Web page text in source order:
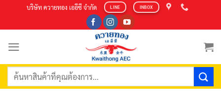
content
บริษัท ควายทอง เออีซี จำกัด LINE INBOX
ค้นหา: